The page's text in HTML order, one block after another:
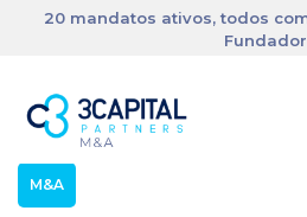
20 mandatos ativos, todos
Fundador
M&A